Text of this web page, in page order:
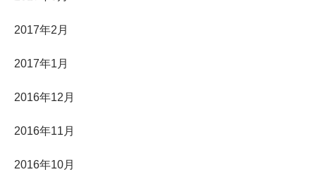
2017年2月
2017年1月
2016年12月
2016年11月
2016年10月